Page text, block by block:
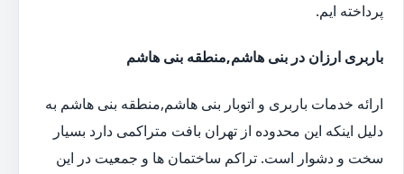
پرداخته ایم.
باربری ارزان در بنی هاشم,منطقه بنی هاشم
ارائه خدمات باربری و اتوبار بنی هاشم,منطقه بنی هاشم به
دلیل اینکه این محدوده از تهران بافت متراکمی دارد بسیار
سخت و دشوار است. تراکم ساختمان ها و جمعیت در این